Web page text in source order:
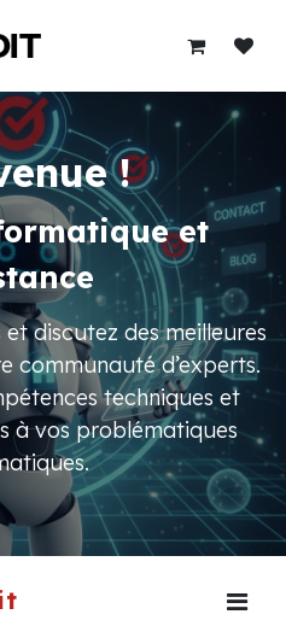
!
et
discutez des meilleures
communauté d’experts.
techniques et
à vos problématiques